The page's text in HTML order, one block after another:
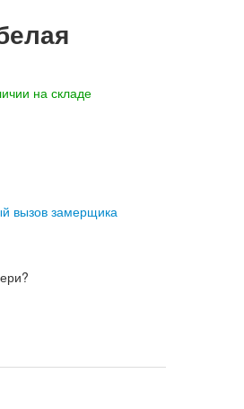
на складе